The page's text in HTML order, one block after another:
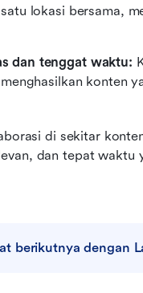
lokasi bersama,
dan tenggat waktu:
konten
di sekitar
dan tepat waktu
berikutnya dengan